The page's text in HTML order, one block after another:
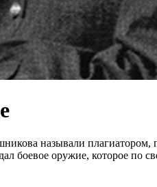
называли
боевое оружие, которое по